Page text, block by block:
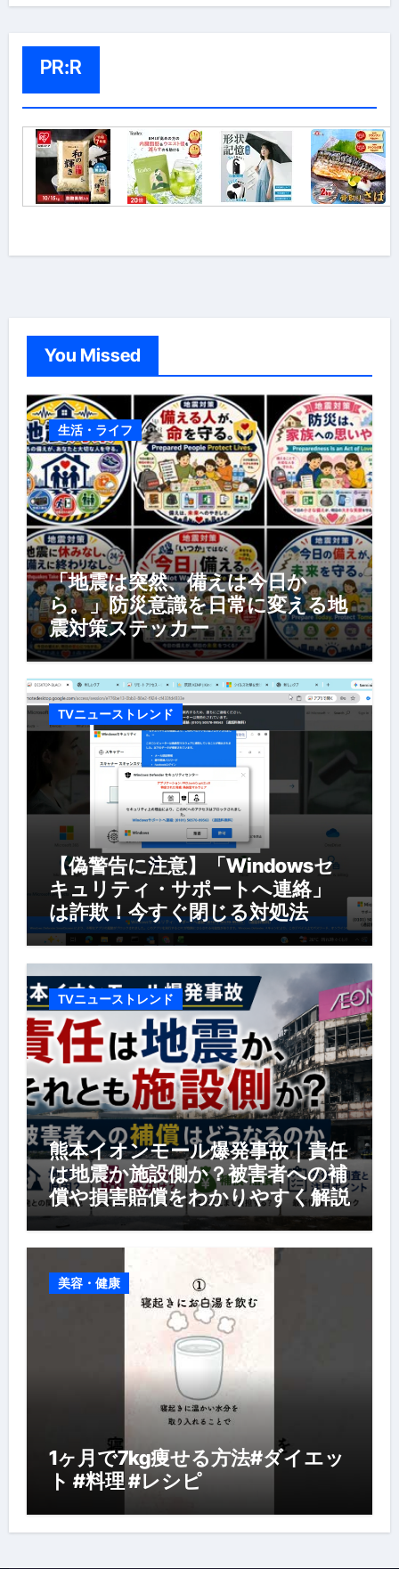
PR:R
You Missed
生活・ライフ
「地震は突然、備えは今日か
ら。」防災意識を日常に変える地
震対策ステッカー
TVニューストレンド
【偽警告に注意】「Windowsセ
キュリティ・サポートへ連絡」
は詐欺！今すぐ閉じる対処法
TVニューストレンド
熊本イオンモール爆発事故｜責任
は地震か施設側か？被害者への補
償や損害賠償をわかりやすく解説
美容・健康
1ヶ月で7kg痩せる方法#ダイエッ
ト #料理 #レシピ